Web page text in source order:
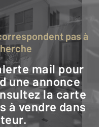
une annonce
la carte
à vendre dans